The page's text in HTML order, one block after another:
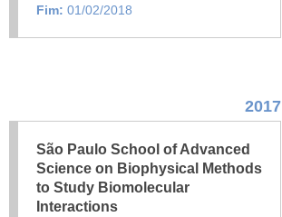
Fim: 01/02/2018
2017
São Paulo School of Advanced
Science on Biophysical Methods
to Study Biomolecular
Interactions